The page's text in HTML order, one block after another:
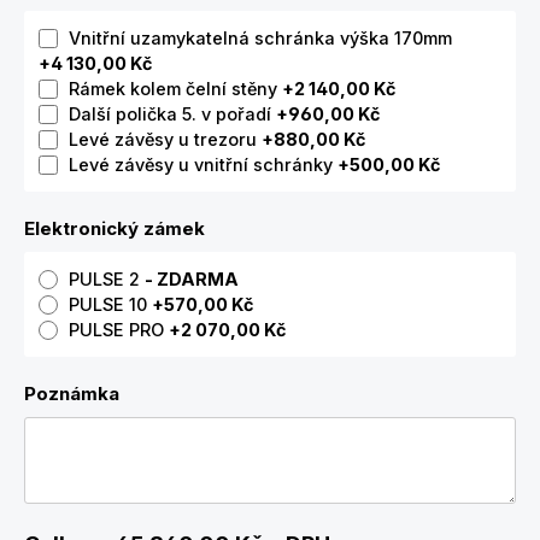
Vnitřní uzamykatelná schránka výška 170mm
+4 130,00 Kč
Rámek kolem čelní stěny +2 140,00 Kč
Další polička 5. v pořadí +960,00 Kč
Levé závěsy u trezoru +880,00 Kč
Levé závěsy u vnitřní schránky +500,00 Kč
Elektronický zámek
PULSE 2 - ZDARMA
PULSE 10 +570,00 Kč
PULSE PRO +2 070,00 Kč
Poznámka